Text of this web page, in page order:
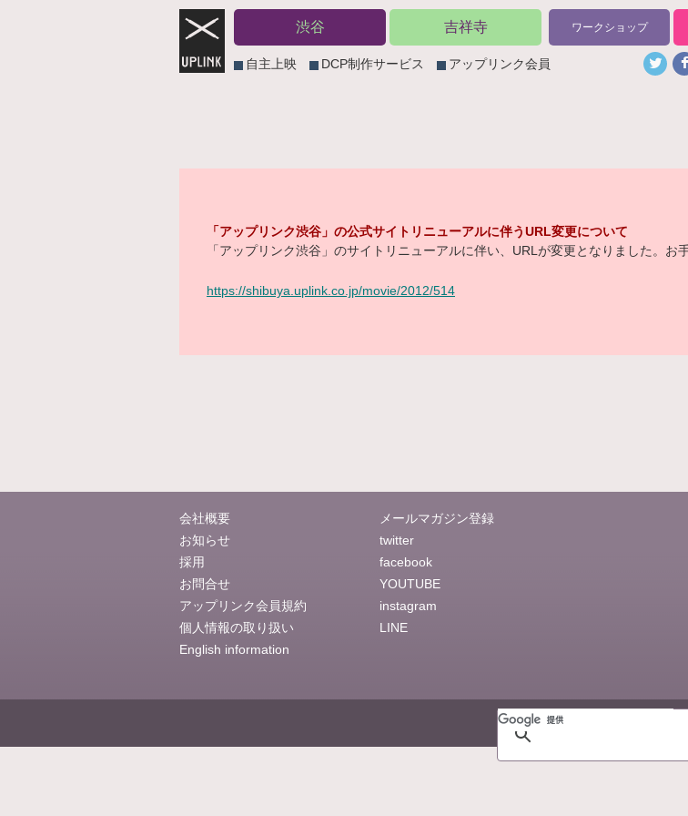
渋谷 吉祥寺 ワークショップ
自主上映 DCP制作サービス アップリンク会員
「アップリンク渋谷」の公式サイトリニューアルに伴うURL変更について
「アップリンク渋谷」のサイトリニューアルに伴い、URLが変更となりました。お
https://shibuya.uplink.co.jp/movie/2012/514
会社概要
お知らせ
採用
お問合せ
アップリンク会員規約
個人情報の取り扱い
English information
メールマガジン登録
twitter
facebook
YOUTUBE
instagram
LINE